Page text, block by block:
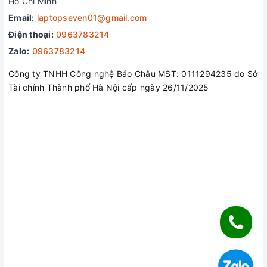
sáng nào.
mm, LAN (RJ45), Mini DisplayPort, USB 2.0, USB Type-C và
khe đọc thẻ nhớ SD, cho phép bạn truyền xuất dữ liệu thuận
Email: laptopseven01@gmail.com
Điện thoại: 0963783214
Zalo: 0963783214
Công ty TNHH Công nghệ Bảo Châu MST: 0111294235 do Sở
Tài chính Thành phố Hà Nội cấp ngày 26/11/2025